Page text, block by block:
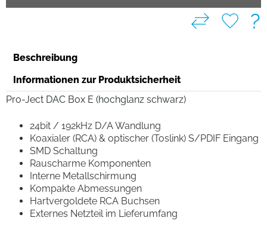
?
Beschreibung
Informationen zur Produktsicherheit
Pro-Ject DAC Box E (hochglanz schwarz)
24bit / 192kHz D/A Wandlung
Koaxialer (RCA) & optischer (Toslink) S/PDIF Eingang
SMD Schaltung
Rauscharme Komponenten
Interne Metallschirmung
Kompakte Abmessungen
Hartvergoldete RCA Buchsen
Externes Netzteil im Lieferumfang